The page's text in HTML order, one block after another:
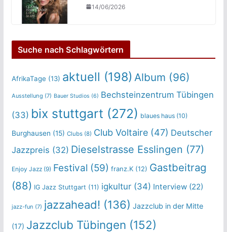
14/06/2026
Suche nach Schlagwörtern
AfrikaTage (13) aktuell (198) Album (96)
Ausstellung (7) Bauer Studios (6) Bechsteinzentrum Tübingen
(33) bix stuttgart (272) blaues haus(10)
Burghausen (15) Clubs(8) Club Voltaire(47) Deutscher
Jazzpreis (32) Dieselstrasse Esslingen (77)
Enjoy Jazz(9) Festival (59) franz.K(12) Gastbeitrag
(88) IG Jazz Stuttgart (11) igkultur(34) Interview(22)
jazz-fun (7) jazzahead! (136) Jazzclub in der Mitte
(17) Jazzclub Tübingen (152)